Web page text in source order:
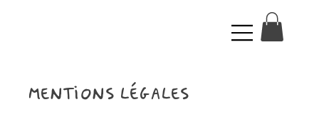
Mentions légales